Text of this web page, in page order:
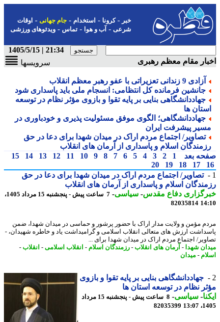
-کرونا-استخدام- جام جهانی-اوقات
شرعی-آب و هوا-تماس-ویدئوهای ورزشی
21:34 | 1405/5/15
مقام معظم رهبری
سرویسها
آزادی 9 زندانی تعزیراتی با عفو رهبر معظم انقلاب
جانشین فرمانده کل انتظامی: انسجام ملی باید پاسداری شود
جهاددانشگاهی بنایی بر پایه تقوا و بازوی مؤثر نظام در توسعه
ها
جهاددانشگاهی؛ الگوی موفق مسئولیت پذیری و خودباوری در
پیشرفت ایران
تصاویر/ اجتماع مردم اراک در میدان شهدا برای دعا در حق
اسلام و پاسداری از آرمان های انقلاب
بعد
1
2
3
4
5
6
7
8
9
10
11
12
13
14
15
17
18
19
20
تصاویر/ اجتماع مردم اراک در میدان شهدا برای دعا در حق
اسلام و پاسداری از آرمان های انقلاب
دفاع مقدس-سیاسی-
7 ساعت پیش - پنجشنبه 15 مرداد 1405،
82035814
مؤمن و ولایت مدار اراک با حضور پرشور و حماسی در میدان شهدا، ضمن
ارزش های متعالی انقلاب اسلامی و گرامیداشت یاد و خاطره شهیدان، -
اجتماع مردم اراک در میدان شهدا برای ...
شهدا-آرمان های انقلاب-رزمندگان اسلام-انقلاب اسلامی-انقلاب-
-میدان
جهاددانشگاهی بنایی بر پایه تقوا و بازوی
نظام در توسعه استان ها
-سیاسی-
8 ساعت پیش - پنجشنبه 15 مرداد
82035399